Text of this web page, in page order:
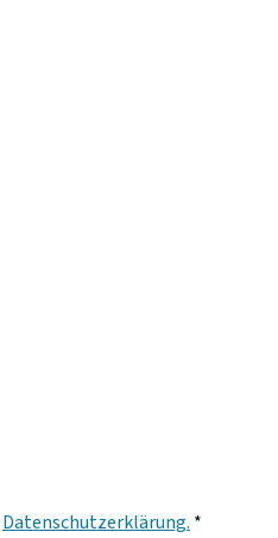
Datenschutzerklärung. *